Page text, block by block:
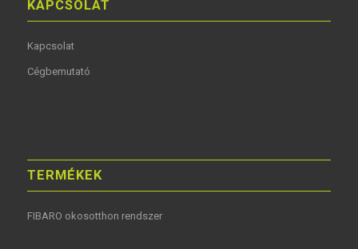
KAPCSOLAT
Kapcsolat
Cégbemutató
TERMÉKEK
FIBARO okosotthon rendszer